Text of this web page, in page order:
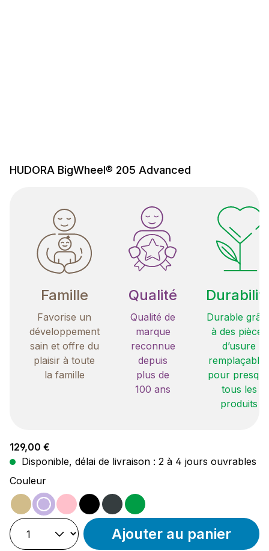
HUDORA BigWheel® 205 Advanced
Famille
Favorise un
développement
sain et offre du
plaisir à toute
la famille
Qualité
Qualité de
marque
reconnue
depuis
plus de
100 ans
Durable
à des pièces
d’usure
remplaçables
pour
tous les
produits
Prix régulier :
129,00 €
Disponible, délai de livraison : 2 à 4 jours ouvrables
Sélectionnez
Couleur
beigevioletrosenoiranthracite
vert
Ajouter au panier